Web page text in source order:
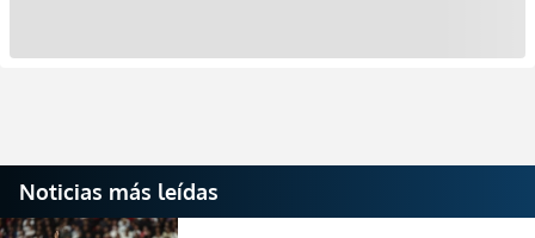
Noticias más leídas